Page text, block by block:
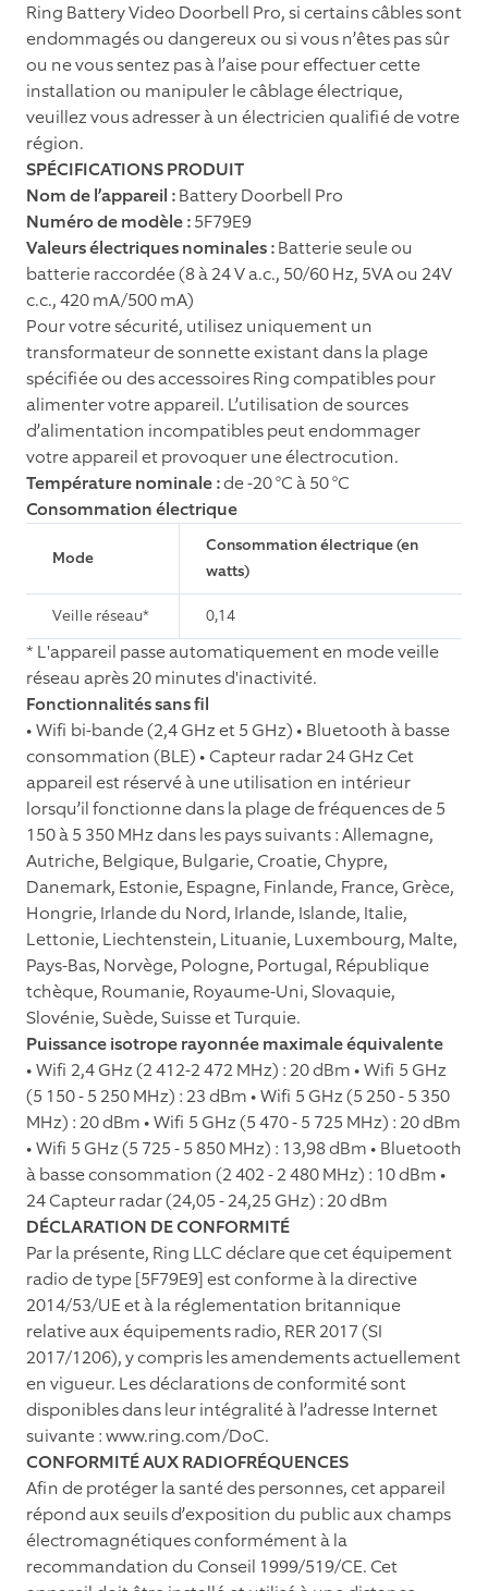
Ring Battery Video Doorbell Pro, si certains câbles sont
endommagés ou dangereux ou si vous n’êtes pas sûr
ou ne vous sentez pas à l’aise pour effectuer cette
installation ou manipuler le câblage électrique,
veuillez vous adresser à un électricien qualiﬁé de votre
région.
SPÉCIFICATIONS PRODUIT
Nom de l’appareil :Battery Doorbell Pro
Numéro de modèle :5F79E9
Valeurs électriques nominales :Batterie seule ou
batterie raccordée (8 à 24 V a.c., 50/60 Hz, 5VA ou 24V
c.c., 420 mA/500 mA)
Pour votre sécurité, utilisez uniquement un
transformateur de sonnette existant dans la plage
spéciﬁée ou des accessoires Ring compatibles pour
alimenter votre appareil. L’utilisation de sources
d’alimentation incompatibles peut endommager
votre appareil et provoquer une électrocution.
Température nominale :de -20 °C à 50 °C
Consommation électrique
Mode
Consommation électrique (en
watts)
Veille réseau* 0,14
* L'appareil passe automatiquement en mode veille
réseau après 20 minutes d'inactivité.
Fonctionnalités sans fil
• Wiﬁ bi-bande (2,4 GHz et 5 GHz) • Bluetooth à basse
consommation (BLE) • Capteur radar 24 GHz Cet
appareil est réservé à une utilisation en intérieur
lorsqu’il fonctionne dans la plage de fréquences de 5
150 à 5 350 MHz dans les pays suivants : Allemagne,
Autriche, Belgique, Bulgarie, Croatie, Chypre,
Danemark, Estonie, Espagne, Finlande, France, Grèce,
Hongrie, Irlande du Nord, Irlande, Islande, Italie,
Lettonie, Liechtenstein, Lituanie, Luxembourg, Malte,
Pays-Bas, Norvège, Pologne, Portugal, République
tchèque, Roumanie, Royaume-Uni, Slovaquie,
Slovénie, Suède, Suisse et Turquie.
Puissance isotrope rayonnée maximale équivalente
• Wiﬁ 2,4 GHz (2 412-2 472 MHz) : 20 dBm • Wiﬁ 5 GHz
(5 150 - 5 250 MHz) : 23 dBm • Wiﬁ 5 GHz (5 250 - 5 350
MHz) : 20 dBm • Wiﬁ 5 GHz (5 470 - 5 725 MHz) : 20 dBm
• Wiﬁ 5 GHz (5 725 - 5 850 MHz) : 13,98 dBm • Bluetooth
à basse consommation (2 402 - 2 480 MHz) : 10 dBm •
24 Capteur radar (24,05 - 24,25 GHz) : 20 dBm
DÉCLARATION DE CONFORMITÉ
Par la présente, Ring LLC déclare que cet équipement
radio de type [5F79E9] est conforme à la directive
2014/53/UE et à la réglementation britannique
relative aux équipements radio, RER 2017 (SI
2017/1206), y compris les amendements actuellement
en vigueur. Les déclarations de conformité sont
disponibles dans leur intégralité à l’adresse Internet
suivante : www.ring.com/DoC.
CONFORMITÉ AUX RADIOFRÉQUENCES
Aﬁn de protéger la santé des personnes, cet appareil
répond aux seuils d’exposition du public aux champs
électromagnétiques conformément à la
recommandation du Conseil 1999/519/CE. Cet